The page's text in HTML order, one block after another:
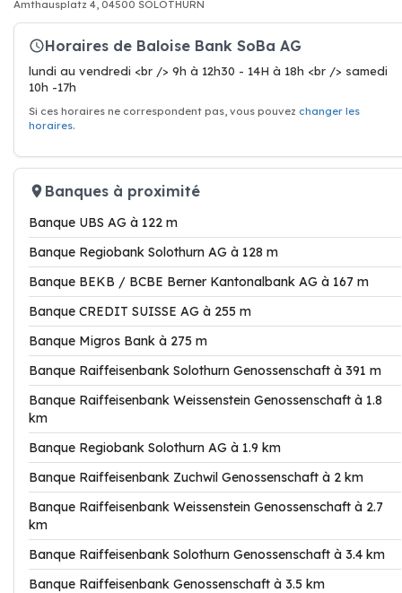
Amthausplatz 4, 04500 SOLOTHURN
Horaires de Baloise Bank SoBa AG
lundi au vendredi <br /> 9h à 12h30 - 14H à 18h <br /> samedi
10h -17h
Si ces horaires ne correspondent pas, vous pouvez changer les
horaires.
Banques à proximité
Banque UBS AG à 122 m
Banque Regiobank Solothurn AG à 128 m
Banque BEKB / BCBE Berner Kantonalbank AG à 167 m
Banque CREDIT SUISSE AG à 255 m
Banque Migros Bank à 275 m
Banque Raiffeisenbank Solothurn Genossenschaft à 391 m
Banque Raiffeisenbank Weissenstein Genossenschaft à 1.8
km
Banque Regiobank Solothurn AG à 1.9 km
Banque Raiffeisenbank Zuchwil Genossenschaft à 2 km
Banque Raiffeisenbank Weissenstein Genossenschaft à 2.7
km
Banque Raiffeisenbank Solothurn Genossenschaft à 3.4 km
Banque Raiffeisenbank Genossenschaft à 3.5 km